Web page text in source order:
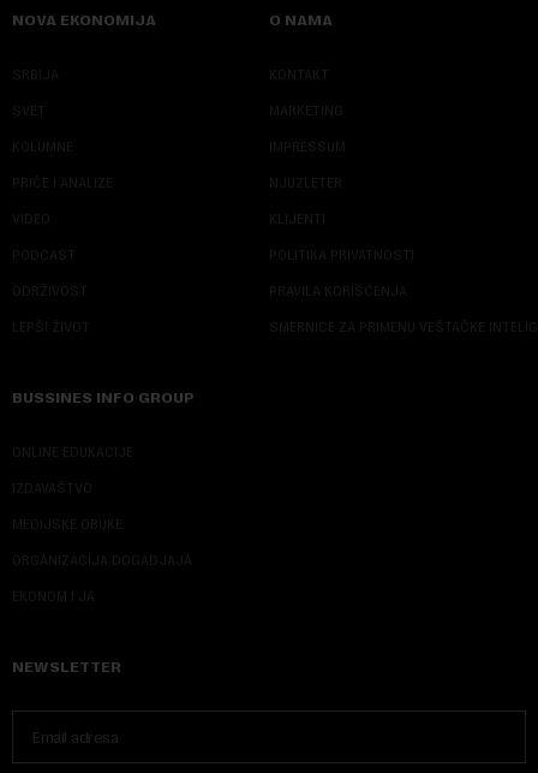
NOVA EKONOMIJA
SRBIJA
SVET
KOLUMNE
PRIČE I ANALIZE
VIDEO
PODCAST
ODRŽIVOST
LEPŠI ŽIVOT
O NAMA
KONTAKT
MARKETING
IMPRESSUM
NJUZLETER
KLIJENTI
POLITIKA PRIVATNOSTI
PRAVILA KORIŠĆENJA
SMERNICE ZA PRIMENU VEŠTAČKE
BUSSINES INFO GROUP
ONLINE EDUKACIJE
IZDAVAŠTVO
MEDIJSKE OBUKE
ORGANIZACIJA DOGADJAJA
EKONOM I JA
NEWSLETTER